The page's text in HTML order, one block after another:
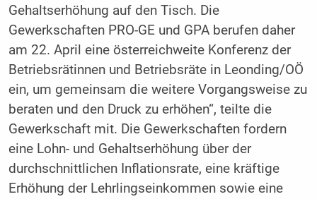
Gehaltserhöhung auf den Tisch. Die
Gewerkschaften PRO-GE und GPA berufen daher
am 22. April eine österreichweite Konferenz der
Betriebsrätinnen und Betriebsräte in Leonding/OÖ
ein, um gemeinsam die weitere Vorgangsweise zu
beraten und den Druck zu erhöhen“, teilte die
Gewerkschaft mit. Die Gewerkschaften fordern
eine Lohn- und Gehaltserhöhung über der
durchschnittlichen Inflationsrate, eine kräftige
Erhöhung der Lehrlingseinkommen sowie eine